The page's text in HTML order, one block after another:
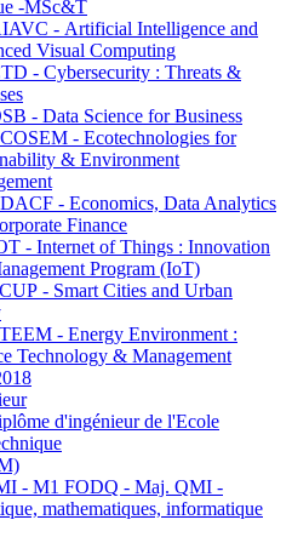
-MSc&T
- Artificial Intelligence and
Visual Computing
- Cybersecurity : Threats &
- Data Science for Business
- Ecotechnologies for
& Environment
- Economics, Data Analytics
Finance
- Internet of Things : Innovation
Program (IoT)
- Smart Cities and Urban
- Energy Environment :
Technology & Management
d'ingénieur de l'Ecole
- M1 FODQ - Maj. QMI -
mathematiques, informatique